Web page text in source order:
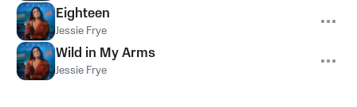
Eighteen
Jessie Frye
Wild in My Arms
Jessie Frye